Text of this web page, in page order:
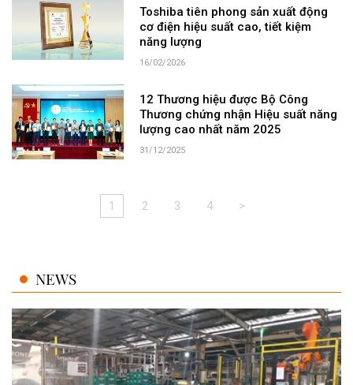
Toshiba tiên phong sản xuất động
cơ điện hiệu suất cao, tiết kiệm
năng lượng
16/02/2026
12 Thương hiệu được Bộ Công
Thương chứng nhận Hiệu suất năng
lượng cao nhất năm 2025
31/12/2025
1 2 3 4 >
NEWS